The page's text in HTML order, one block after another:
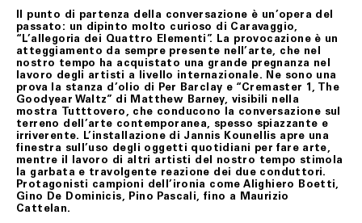
Resta esclusa ogni altra pretesa e/o richiesta di
risarcimento a qualsiasi titolo nei confronti di
Fondazione Merz.
ART. 10 LEGGE APPLICABILE
Le presenti condizioni generali di vendita sono
sottoposte alla Legge italiana.
Ultimo aggiornamento 24 febbraio 2021
Il punto di partenza della conversazione è un’opera del
passato: un dipinto molto curioso di Caravaggio,
“L’allegoria dei Quattro Elementi”. La provocazione è un
atteggiamento da sempre presente nell’arte, che nel
nostro tempo ha acquistato una grande pregnanza nel
lavoro degli artisti a livello internazionale. Ne sono una
prova la stanza d’olio di Per Barclay e “Cremaster 1, The
Goodyear Waltz” di Matthew Barney, visibili nella
mostra Tutttovero , che conducono la conversazione sul
terreno dell’arte contemporanea, spesso spiazzante e
irriverente. L’installazione di Jannis Kounellis apre una
finestra sull’uso degli oggetti quotidiani per fare arte,
mentre il lavoro di altri artisti del nostro tempo stimola
la garbata e travolgente reazione dei due conduttori.
Protagonisti campioni dell’ironia come Alighiero Boetti,
Gino De Dominicis, Pino Pascali, fino a Maurizio
Cattelan.